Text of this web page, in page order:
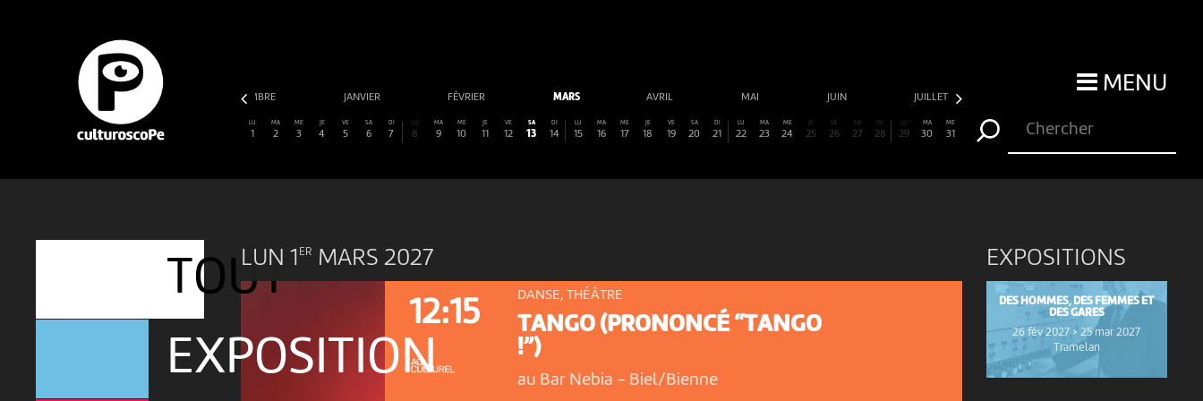
MENU
NOVEMBRE DÉCEMBRE JANVIER FÉVRIER MARS AVRIL MAI JUIN JUILLET
LU
1
MA
2
ME
3
JE
4
VE
5
SA
6
DI
7
LU
8
MA
9
ME
10
JE
11
VE
12
SA
13
DI
14
LU
15
MA
16
ME
17
JE
18
VE
19
SA
20
DI
21
LU
22
MA
23
ME
24
JE
25
VE
26
SA
27
DI
28
LU
29
MA
30
ME
31
TOUT
EXPOSITION
LUN 1 ER MARS 2027
12:15 DANSE, THÉÂTRE
TANGO (PRONONCÉ “TANGO
!”)
au Bar Nebia - Biel/Bienne
EXPOSITIONS
DES HOMMES, DES FEMMES ET
DES GARES
26 fév 2027 > 25 mar 2027
Tramelan